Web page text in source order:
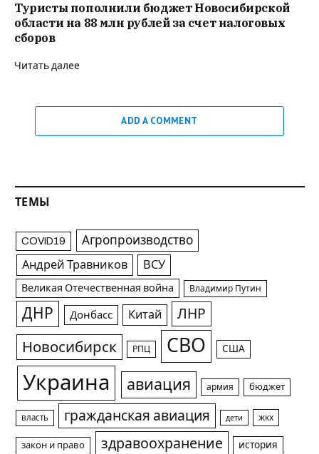
Туристы пополнили бюджет Новосибирской
области на 88 млн рублей за счет налоговых
сборов
Читать далее
ADD A COMMENT
ТЕМЫ
COVID19 Агропроизводство
Андрей Травников ВСУ
Великая Отечественная война Владимир Путин
ДНР Донбасс Китай ЛНР
Новосибирск РПЦ СВО США
Украина авиация армия бюджет
власть гражданская авиация дети жкх
закон и право здравоохранение история